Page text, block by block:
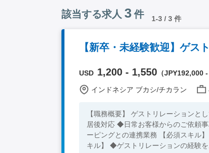
該当する求人 3 件 1-3 / 3 件
【新卒・未経験歓迎】ゲス
USD 1,200 - 1,550 （JPY192,000
インドネシア ブカシ/チカラン
【職務概要】 ゲストリレーション
居後対応 ◆日常お客様からのご依頼
ーピングとの連携業務 【必須スキル】 ◆日常会話レベル以上の英語力をお持ちの方（社内公用語は英語） 【歓迎ス
キル】 ◆ゲストリレーションの経験